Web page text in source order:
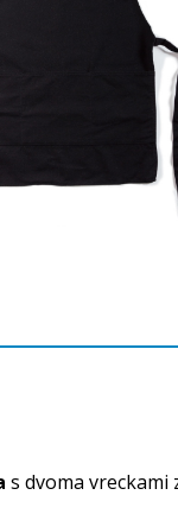
s dvoma vreckami